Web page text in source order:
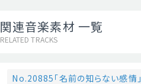
関連音楽素材 一覧
RELATED TRACKS
No.20885「名前の知らない感情」